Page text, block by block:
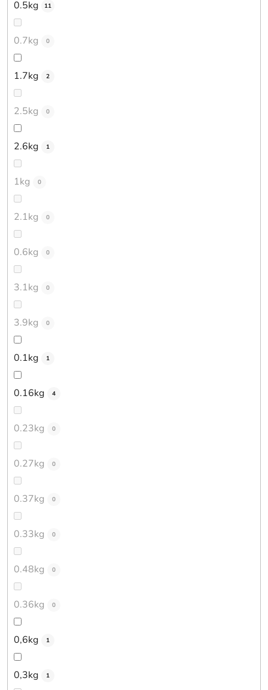
0.5kg 11
0.7kg 0
1.7kg 2
2.5kg 0
2.6kg 1
1kg 0
2.1kg 0
0.6kg 0
3.1kg 0
3.9kg 0
0.1kg 1
0.16kg 4
0.23kg 0
0.27kg 0
0.37kg 0
0.33kg 0
0.48kg 0
0.36kg 0
0,6kg 1
0,3kg 1